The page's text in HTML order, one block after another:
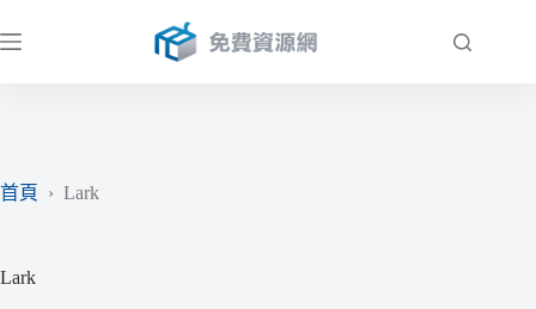
至
首頁
› Lark
Lark